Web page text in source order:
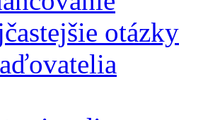
otázky